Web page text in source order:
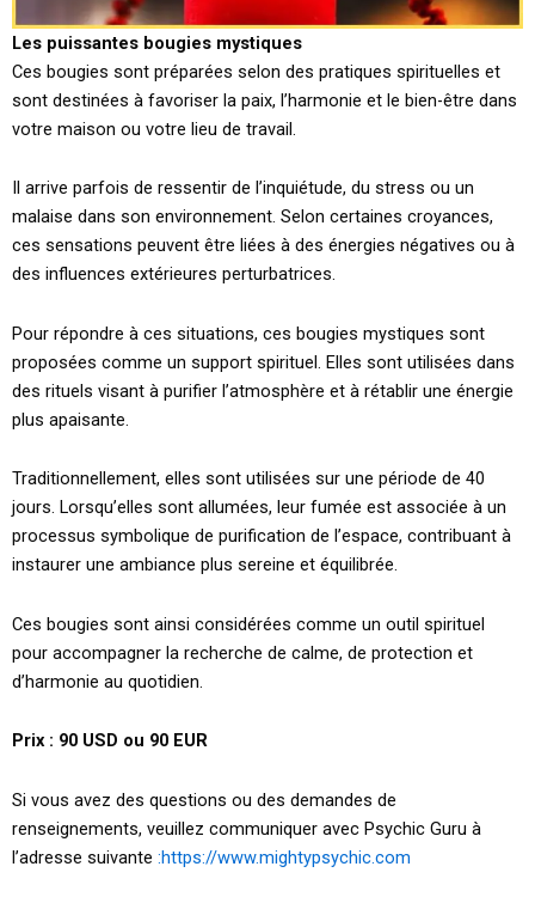
Les puissantes bougies mystiques
Ces bougies sont préparées selon des pratiques spirituelles et
sont destinées à favoriser la paix, l’harmonie et le bien-être dans
votre maison ou votre lieu de travail.
Il arrive parfois de ressentir de l’inquiétude, du stress ou un
malaise dans son environnement. Selon certaines croyances,
ces sensations peuvent être liées à des énergies négatives ou à
des influences extérieures perturbatrices.
Pour répondre à ces situations, ces bougies mystiques sont
proposées comme un support spirituel. Elles sont utilisées dans
des rituels visant à purifier l’atmosphère et à rétablir une énergie
plus apaisante.
Traditionnellement, elles sont utilisées sur une période de 40
jours. Lorsqu’elles sont allumées, leur fumée est associée à un
processus symbolique de purification de l’espace, contribuant à
instaurer une ambiance plus sereine et équilibrée.
Ces bougies sont ainsi considérées comme un outil spirituel
pour accompagner la recherche de calme, de protection et
d’harmonie au quotidien.
Prix : 90 USD ou 90 EUR
Si vous avez des questions ou des demandes de
renseignements, veuillez communiquer avec Psychic Guru à
l’adresse suivante :https://www.mightypsychic.com